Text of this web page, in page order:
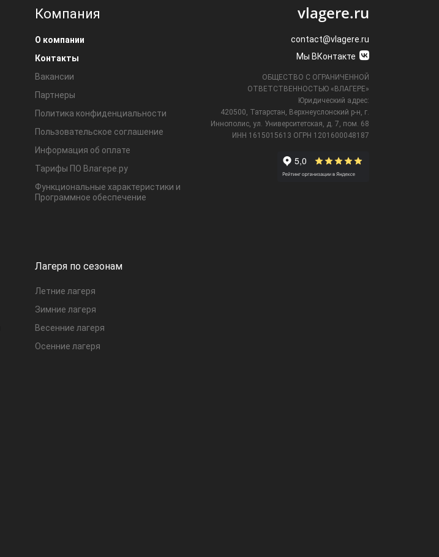
Компания
О компании
Контакты
Вакансии
Партнеры
Политика конфиденциальности
Пользовательское соглашение
Информация об оплате
Тарифы ПО Влагере.ру
Функциональные характеристики и
Программное обеспечение
Лагеря по сезонам
Летние лагеря
Зимние лагеря
Весенние лагеря
Осенние лагеря
vlagere.ru
contact@vlagere.ru
Мы ВКонтакте
ОБЩЕСТВО С ОГРАНИЧЕННОЙ
ОТВЕТСТВЕННОСТЬЮ «ВЛАГЕРЕ»
Юридический адрес:
420500, Татарстан, Верхнеуслонский р-н, г.
Иннополис, ул. Университетская,
д. 7, пом. 68
ИНН 1615015613 ОГРН 1201600048187